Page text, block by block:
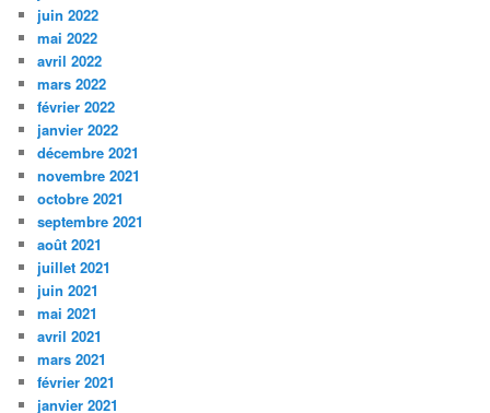
juin 2022
mai 2022
avril 2022
mars 2022
février 2022
janvier 2022
décembre 2021
novembre 2021
octobre 2021
septembre 2021
août 2021
juillet 2021
juin 2021
mai 2021
avril 2021
mars 2021
février 2021
janvier 2021